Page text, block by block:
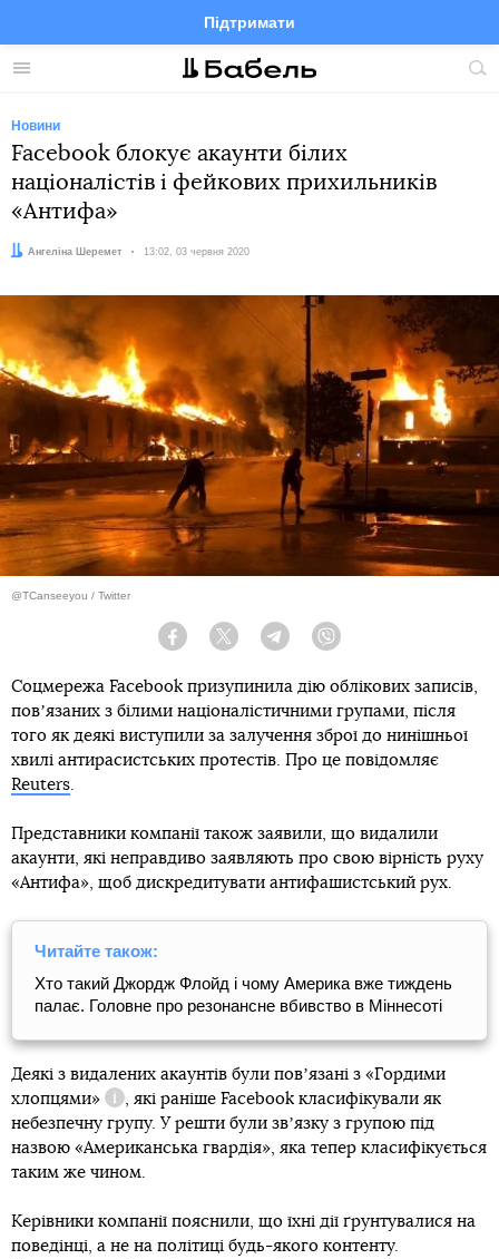
Меню
Підтримати
FacebookTelegramTwitter
Новини
Facebook блокує акаунти білих
націоналістів і фейкових прихильників
«Антифа»
Автор:
Ангеліна Шеремет Дата:
13:02, 03 червня 2020
@TCanseeyou / Twitter
Facebook Twitter Telegram
Соцмережа Facebook призупинила дію облікових записів,
повʼязаних з білими націоналістичними групами, після
того як деякі виступили за залучення зброї до нинішньої
хвилі антирасистських протестів. Про це повідомляє
Reuters.
Представники компанії також заявили, що видалили
акаунти, які неправдиво заявляють про свою вірність руху
«Антифа», щоб дискредитувати антифашистський рух.
Читайте також:
Хто такий Джордж Флойд і чому Америка вже тиждень
палає. Головне про резонансне вбивство в Міннесоті
Деякі з видалених акаунтів були повʼязані з «Гордими
хлопцями»
Довідка
, які раніше Facebook класифікували як
небезпечну групу. У решти були звʼязку з групою під
назвою «Американська гвардія», яка тепер класифікується
таким же чином.
Керівники компанії пояснили, що їхні дії ґрунтувалися на
поведінці, а не на політиці будь-якого контенту.